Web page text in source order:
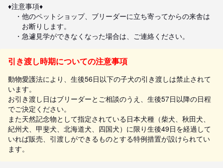
♦️注意事項♦️
・他のペットショップ、ブリーダーに立ち寄ってからの来舎は
お断りします。
・急遽見学ができなくなった場合は、ご連絡ください。
引き渡し時期についての注意事項
動物愛護法により、生後56日以下の子犬の引き渡しは禁止されて
います。
お引き渡し日はブリーダーとご相談のうえ、生後57日以降の日程
でご決定ください。
また天然記念物として指定されている日本犬種（柴犬、秋田犬、
紀州犬、甲斐犬、北海道犬、四国犬）に限り生後49日を経過して
いれば販売、引渡しができるものとする特例措置が設けられてい
ます。